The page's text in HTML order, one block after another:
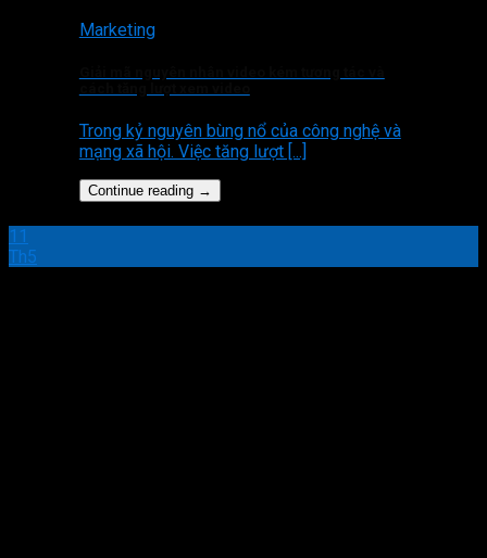
Marketing
Trong kỷ nguyên bùng nổ của công nghệ và
mạng xã hội. Việc tăng lượt [...]
Continue reading →
11
Th5